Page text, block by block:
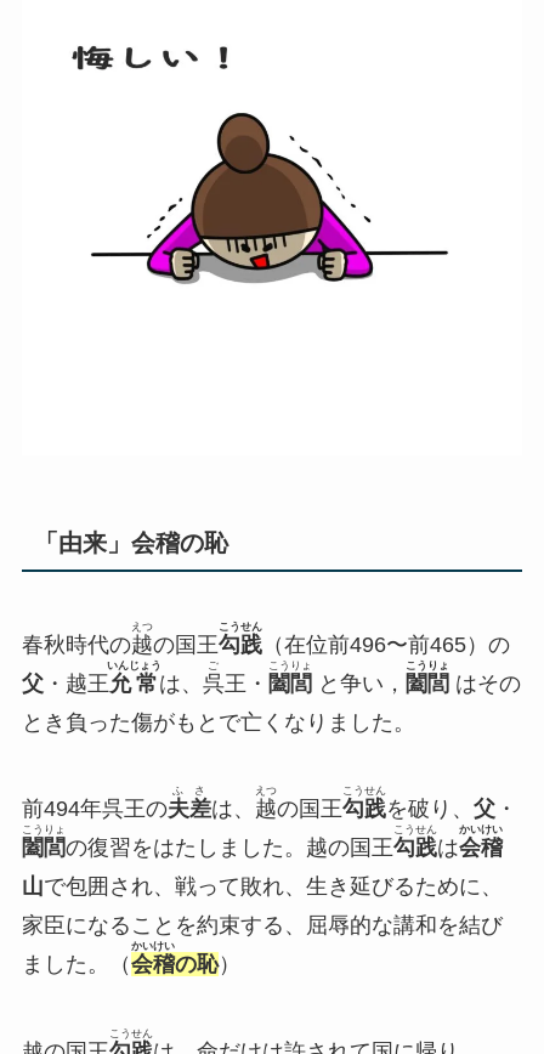
「由来」会稽の恥
春秋時代の越
えつ
の国王勾践
こうせん
（在位前496〜前465）の
父・越王允常
いんじょう
は、 呉
ご
王・ 闔閭
こうりょ
と争い， 闔閭
こうりょ
はその
とき負った傷がもとで亡くなりました。
前494年呉王の夫差
ふさ
は、 越
えつ
の国王勾践
こうせん
を破り、 父・
闔閭
こうりょ
の復習をはたしました。越の国王勾践
こうせん
は会稽
かいけい
山で包囲され、戦って敗れ、生き延びるために、
家臣になることを約束する、屈辱的な講和を結び
ました。（会稽
かいけい
の恥）
こうせん